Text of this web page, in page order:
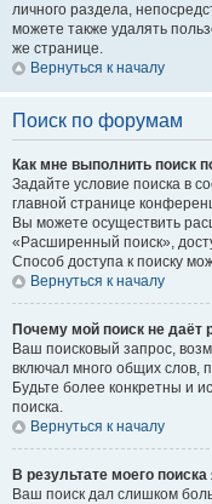
личного раздела,
можете также удалять
же странице.
Вернуться к началу
Поиск по форумам
Как мне выполнить поиск
Задайте условие поиска в
главной странице
Вы можете осуществить
«Расширенный поиск»,
Способ доступа к поиску
Вернуться к началу
Почему мой поиск не даёт
Ваш поисковый запрос,
включал много общих слов,
Будьте более конкретны и
поиска.
Вернуться к началу
В результате моего
Ваш поиск дал слишком